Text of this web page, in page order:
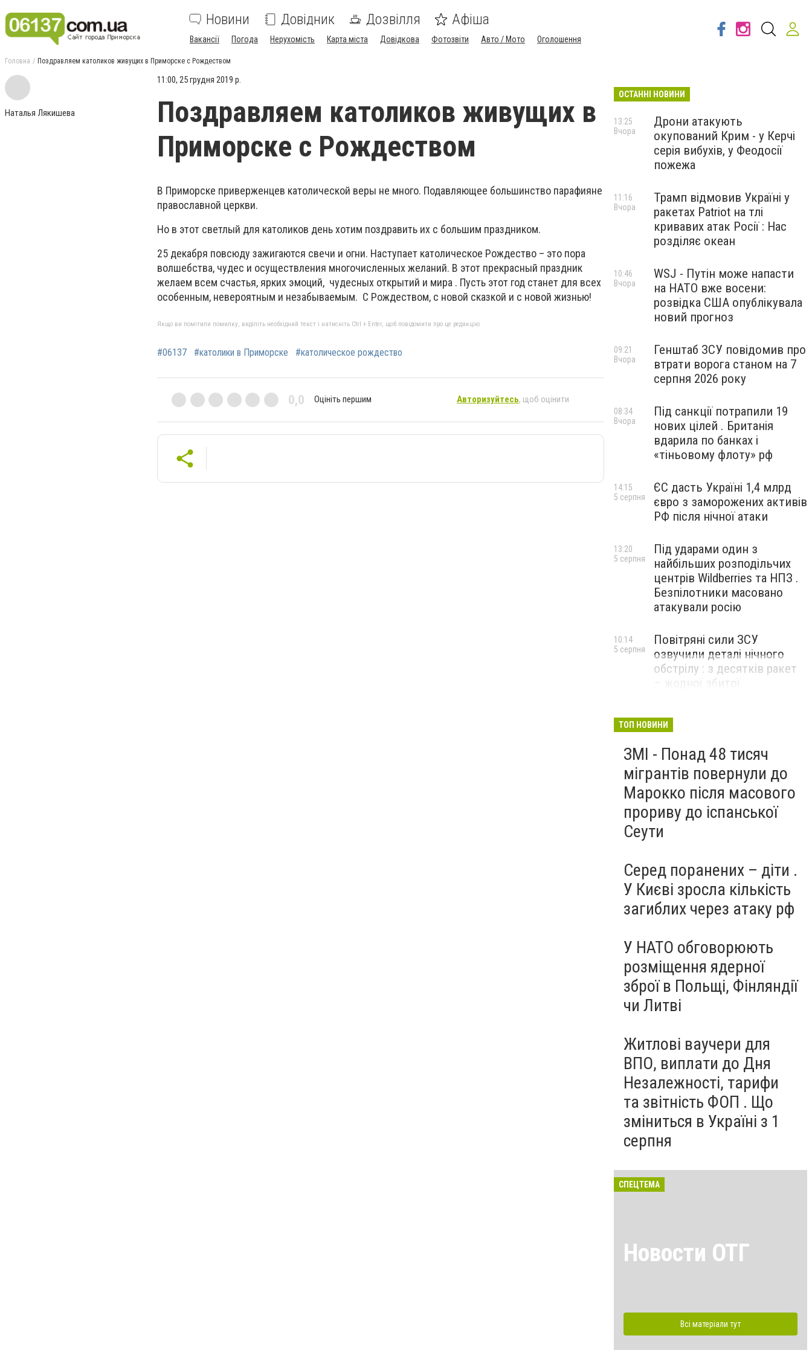
Новини Довідник Дозвілля Афіша
Вакансії Погода Нерухомість Карта міста Довідкова Фотозвіти Авто / Мото Оголошення
Головна Поздравляем католиков живущих в Приморске с Рождеством
Наталья Лякишева
11:00, 25 грудня 2019 р.
Поздравляем католиков живущих в
Приморске с Рождеством
В Приморске приверженцев католической веры не много. Подавляющее большинство парафияне
православной церкви.
Но в этот светлый для католиков день хотим поздравить их с большим праздником.
25 декабря повсюду зажигаются свечи и огни. Наступает католическое Рождество – это пора
волшебства, чудес и осуществления многочисленных желаний. В этот прекрасный праздник
желаем всем счастья, ярких эмоций, чудесных открытий и мира . Пусть этот год станет для всех
особенным, невероятным и незабываемым. С Рождеством, с новой сказкой и с новой жизнью!
Якщо ви помітили помилку, виділіть необхідний текст і натисніть Ctrl + Enter, щоб повідомити про це редакцію
#06137 #католики в Приморске #католическое рождество
0,0 Оцініть першим Авторизуйтесь, щоб оцінити
ОСТАННІ НОВИНИ
Дрони атакують
окупований Крим - у Керчі
серія вибухів, у Феодосії
пожежа
13:25
Вчора
Трамп відмовив Україні у
ракетах Patriot на тлі
кривавих атак Росії : Нас
розділяє океан
11:16
Вчора
WSJ - Путін може напасти
на НАТО вже восени:
розвідка США опублікувала
новий прогноз
10:46
Вчора
Генштаб ЗСУ повідомив про
втрати ворога станом на 7
серпня 2026 року
09:21
Вчора
Під санкції потрапили 19
нових цілей . Британія
вдарила по банках і
«тіньовому флоту» рф
08:34
Вчора
ЄС дасть Україні 1,4 млрд
євро з заморожених активів
РФ після нічної атаки
14:15
5 серпня
Під ударами один з
найбільших розподільчих
центрів Wildberries та НПЗ .
Безпілотники масовано
атакували росію
13:20
5 серпня
Повітряні сили ЗСУ
озвучили деталі нічного
обстрілу : з десятків ракет
– жодної збитої
10:14
5 серпня
ТОП НОВИНИ
ЗМІ - Понад 48 тисяч
мігрантів повернули до
Марокко після масового
прориву до іспанської
Сеути
Серед поранених – діти .
У Києві зросла кількість
загиблих через атаку рф
У НАТО обговорюють
розміщення ядерної
зброї в Польщі, Фінляндії
чи Литві
Житлові ваучери для
ВПО, виплати до Дня
Незалежності, тарифи
та звітність ФОП . Що
зміниться в Україні з 1
серпня
СПЕЦТЕМА
Новости ОТГ
Всі матеріали тут